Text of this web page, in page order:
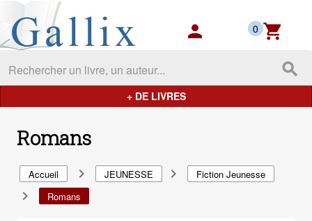
Gallix - les mondes du livres
person shopping_cart
0
search
+ DE LIVRES
Romans
Accueil navigate_next JEUNESSE navigate_next Fiction Jeunesse
navigate_next Romans